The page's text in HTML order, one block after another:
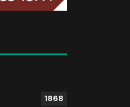
1868